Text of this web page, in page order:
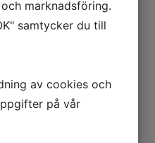
moms
moms
moms
marknadsföring.
samtycker du till
av cookies och
på vår